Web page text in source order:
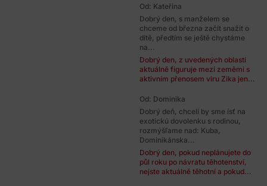
Od: Kateřina
Dobrý den, s manželem se
chceme od března začít snažit o
dítě, předtím se ještě chystáme
na...
Dobrý den, z uvedených oblastí
aktuálně figuruje mezi zeměmi s
aktivním přenosem viru Zika jen...
Od: Dominika
Dobrý deň, chceli by sme ísť na
exotickú dovolenku s rodinou,
rozmýšľame nad: Kuba,
Dominikánska...
Dobrý den, pokud neplánujete do
půl roku po návratu těhotenství,
nejste aktuálně těhotní a pokud...